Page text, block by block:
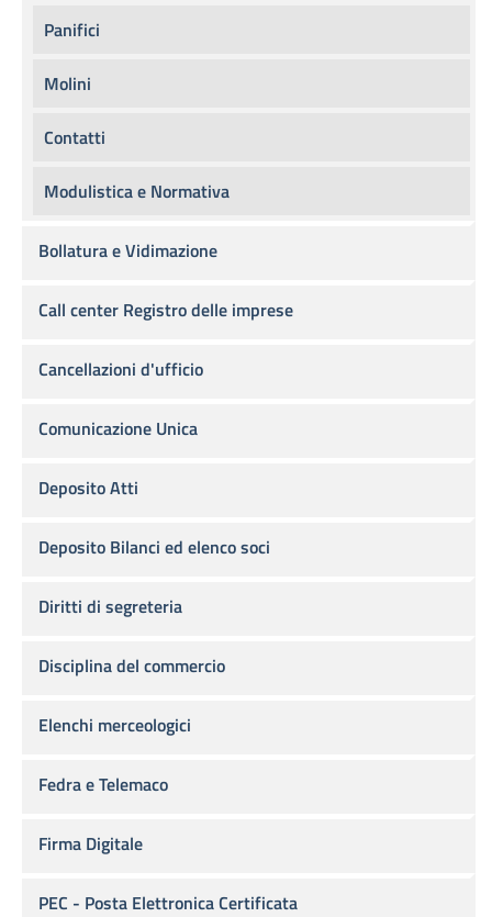
Panifici
Molini
Contatti
Modulistica e Normativa
Bollatura e Vidimazione
Call center Registro delle imprese
Cancellazioni d'ufficio
Comunicazione Unica
Deposito Atti
Deposito Bilanci ed elenco soci
Diritti di segreteria
Disciplina del commercio
Elenchi merceologici
Fedra e Telemaco
Firma Digitale
PEC - Posta Elettronica Certificata